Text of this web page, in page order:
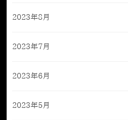
2023年8月
2023年7月
2023年6月
2023年5月